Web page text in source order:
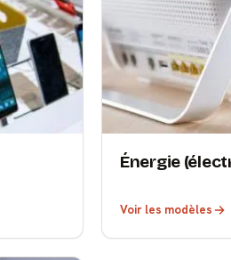
Énergie
Voir les modèles